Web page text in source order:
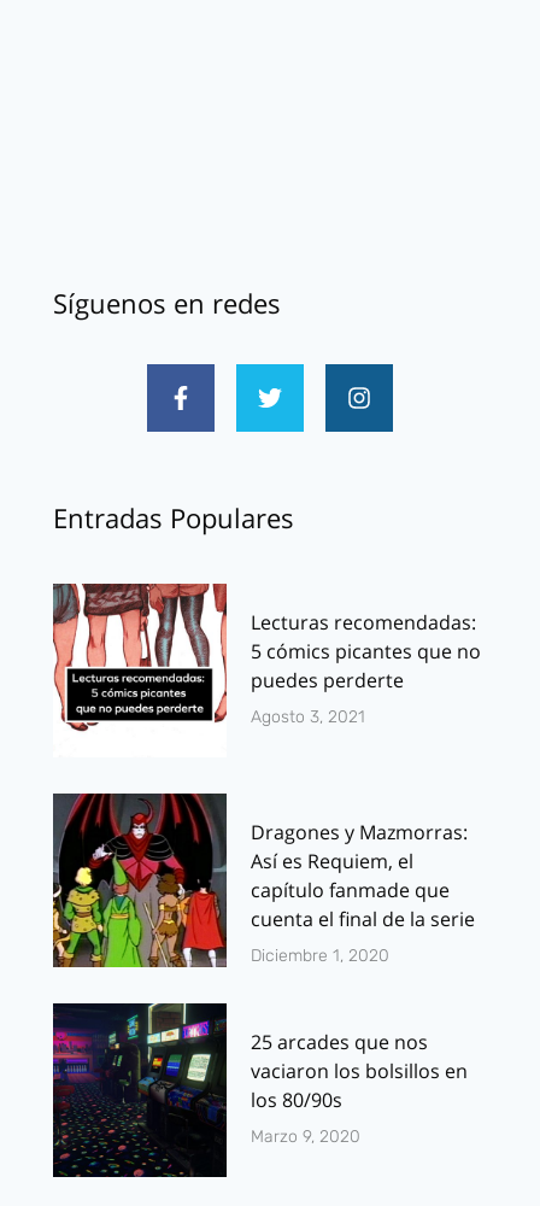
Síguenos en redes
Entradas Populares
Lecturas recomendadas:
5 cómics picantes que no
puedes perderte
Agosto 3, 2021
Dragones y Mazmorras:
Así es Requiem, el
capítulo fanmade que
cuenta el final de la serie
Diciembre 1, 2020
25 arcades que nos
vaciaron los bolsillos en
los 80/90s
Marzo 9, 2020